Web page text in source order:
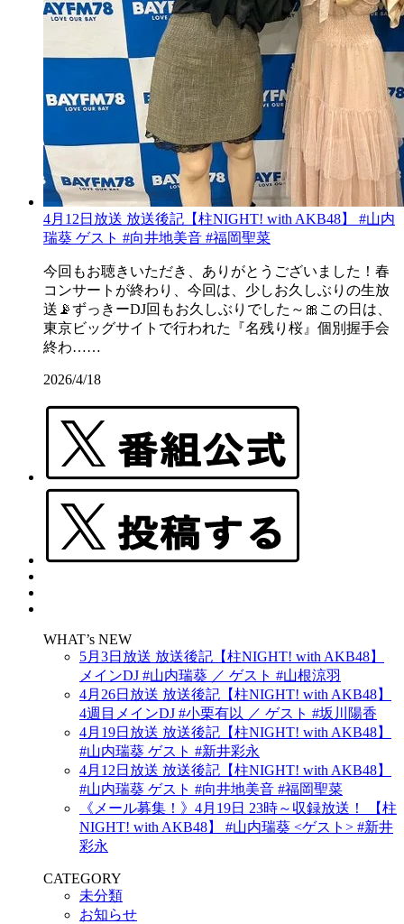
4月12日放送 放送後記【柱NIGHT! with AKB48】 #山内
瑞葵 ゲスト #向井地美音 #福岡聖菜
今回もお聴きいただき、ありがとうございました！春
コンサートが終わり、今回は、少しお久しぶりの生放
送📡ずっきーDJ回もお久しぶりでした～🎀この日は、
東京ビッグサイトで行われた『名残り桜』個別握手会
終わ……
2026/4/18
WHAT’s NEW
5月3日放送 放送後記【柱NIGHT! with AKB48】
メインDJ #山内瑞葵 ／ ゲスト #山根涼羽
4月26日放送 放送後記【柱NIGHT! with AKB48】
4週目メインDJ #小栗有以 ／ ゲスト #坂川陽香
4月19日放送 放送後記【柱NIGHT! with AKB48】
#山内瑞葵 ゲスト #新井彩永
4月12日放送 放送後記【柱NIGHT! with AKB48】
#山内瑞葵 ゲスト #向井地美音 #福岡聖菜
《メール募集！》4月19日 23時～収録放送！ 【柱
NIGHT! with AKB48】 #山内瑞葵 <ゲスト> #新井
彩永
CATEGORY
未分類
お知らせ